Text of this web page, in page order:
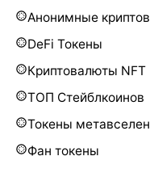
Анонимные
DeFi Токены
Криптовалюты NFT
ТОП Стейблкоинов
Токены
Фан токены